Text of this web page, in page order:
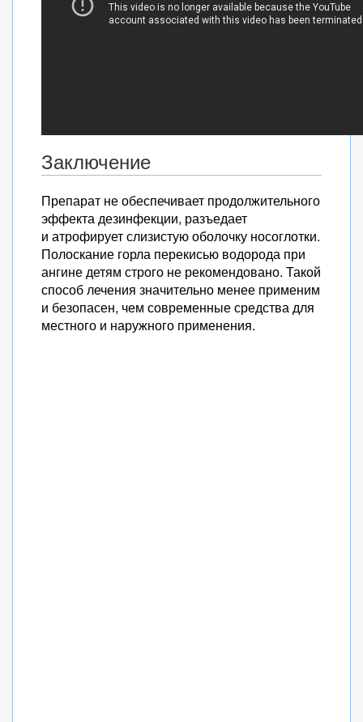
Заключение
Препарат не обеспечивает продолжительного
эффекта дезинфекции, разъедает
и атрофирует слизистую оболочку носоглотки.
Полоскание горла перекисью водорода при
ангине детям строго не рекомендовано. Такой
способ лечения значительно менее применим
и безопасен, чем современные средства для
местного и наружного применения.